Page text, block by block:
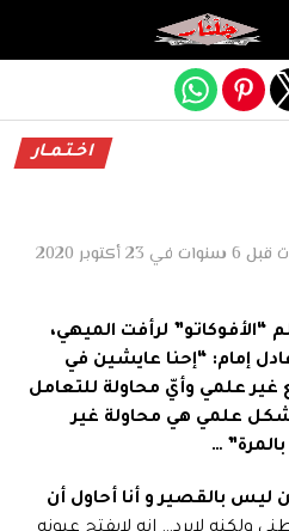
اخـتـمــار
قبل 6 سنوات في 23 أكتوبر 2020
“الأفوكاتو” لرأفت الميهي،
إمام: “إحنا عايشين في
علمي وأيّ محاولة للتعامل
علمي هي محاولة غير
…
ليس بالقصير و أنا أحاول أن
Exit mobile